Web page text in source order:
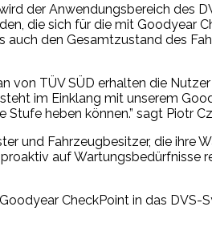
der Anwendungsbereich des
die sich für die mit Goodyear
den Gesamtzustand des
von TÜV SÜD erhalten die
im Einklang mit unserem
heben können.” sagt Piotr
und Fahrzeugbesitzer, die ihre
auf Wartungsbedürfnisse
CheckPoint in das